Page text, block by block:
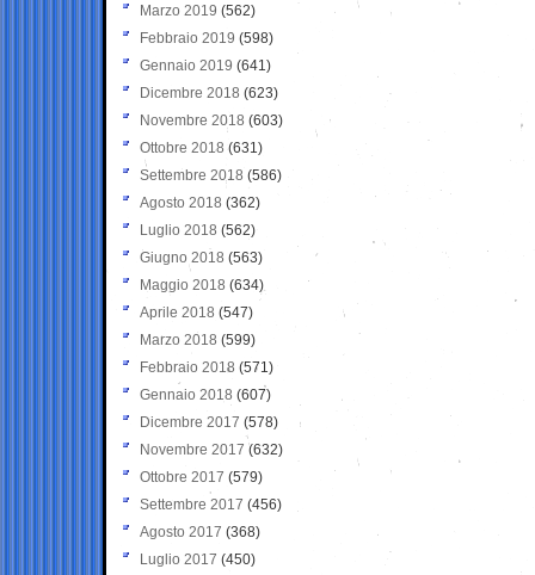
Marzo 2019 (562)
Febbraio 2019 (598)
Gennaio 2019 (641)
Dicembre 2018 (623)
Novembre 2018 (603)
Ottobre 2018 (631)
Settembre 2018 (586)
Agosto 2018 (362)
Luglio 2018 (562)
Giugno 2018 (563)
Maggio 2018 (634)
Aprile 2018 (547)
Marzo 2018 (599)
Febbraio 2018 (571)
Gennaio 2018 (607)
Dicembre 2017 (578)
Novembre 2017 (632)
Ottobre 2017 (579)
Settembre 2017 (456)
Agosto 2017 (368)
Luglio 2017 (450)